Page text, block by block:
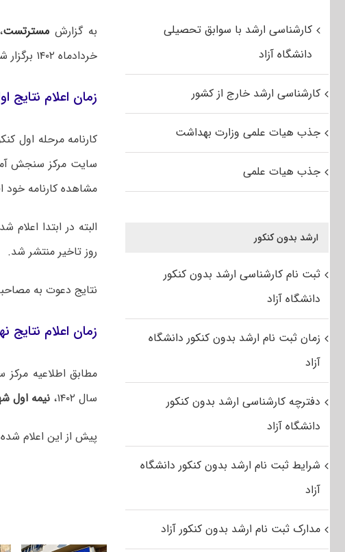
به گزارشمسترتست
خردادماه ۱۴۰۲ برگزار شد. تعداد ۶۹ هزار و ۷۶۵ نفر داوطلب در این دوره از آزمون ثبت نام کرده اند.
زمان اعلام نتایج
سایت مرکز سنجش
مشاهده کارنامه خود
روز تاخیر منتشر شد.
نتایج دعوت به مصاحبه
زمان اعلام نتایج
مطابق اطلاعیه
سال ۱۴۰۲،
نیمه اول
پیش از این اعلام
کارشناسی ارشد با سوابق تحصیلی
دانشگاه آزاد
کارشناسی ارشد خارج از کشور
جذب هیات علمی وزارت بهداشت
جذب هیات علمی
ارشد بدون کنکور
ثبت نام کارشناسی ارشد بدون کنکور
دانشگاه آزاد
زمان ثبت نام ارشد بدون کنکور دانشگاه
آزاد
دفترچه کارشناسی ارشد بدون کنکور
دانشگاه آزاد
شرایط ثبت نام ارشد بدون کنکور دانشگاه
آزاد
مدارک ثبت نام ارشد بدون کنکور آزاد